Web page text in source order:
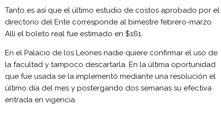
Tanto es así que el último estudio de costos aprobado por el
directorio del Ente corresponde al bimestre febrero-marzo.
Allí el boleto real fue estimado en $161.
En el Palacio de los Leones nadie quiere confirmar el uso de
la facultad y tampoco descartarla. En la última oportunidad
que fue usada se la implementó mediante una resolución el
último día del mes y postergando dos semanas su efectiva
entrada en vigencia.